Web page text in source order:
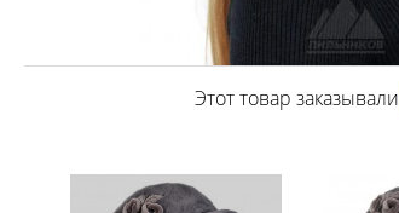
Этот товар заказывали